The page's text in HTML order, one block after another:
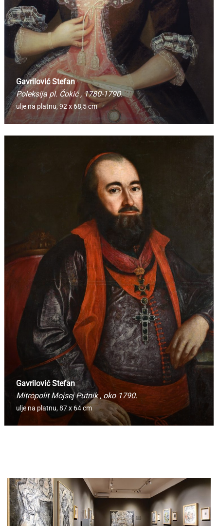
Gavrilović Stefan
Poleksija pl. Čokić, 1780-1790.
ulje na platnu,92 x 68,5 cm
Gavrilović Stefan
Mitropolit Mojsej Putnik, oko 1790.
ulje na platnu,87 x 64 cm